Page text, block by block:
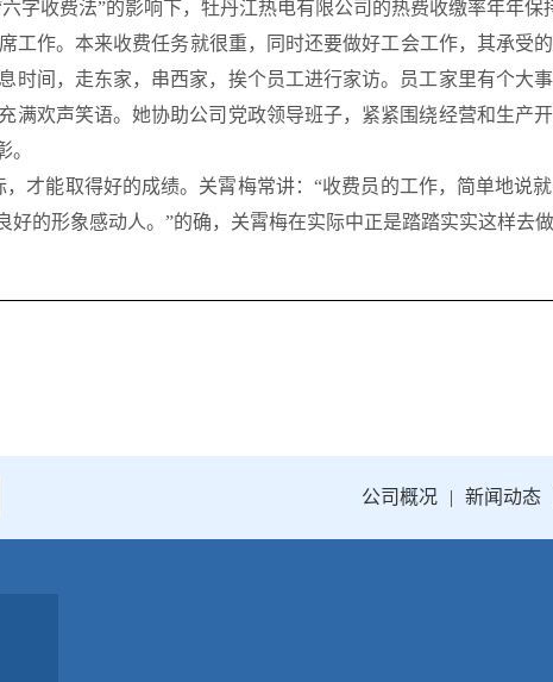
收费法”的影响下，牡丹江热电有限公司的热费收缴率年年保
作。本来收费任务就很重，同时还要做好工会工作，其承受
间，走东家，串西家，挨个员工进行家访。员工家里有个大
欢声笑语。她协助公司党政领导班子，紧紧围绕经营和生产
能取得好的成绩。关霄梅常讲：“收费员的工作，简单地说
的形象感动人。”的确，关霄梅在实际中正是踏踏实实这样去做
公司概况 | 新闻动态